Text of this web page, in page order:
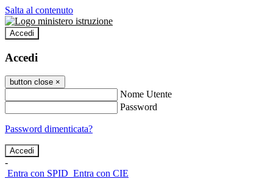
Salta al contenuto
Accedi
Accedi
button close ×
Nome Utente
Password
Password dimenticata?
-
Entra con SPID Entra con CIE